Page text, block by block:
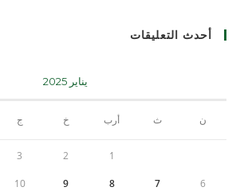
أحدث التعليقات
يناير 2025
ن ث أرب خ ج
1
2
3
6
7
8
9
10